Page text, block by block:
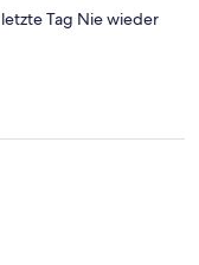
Tag Nie wieder